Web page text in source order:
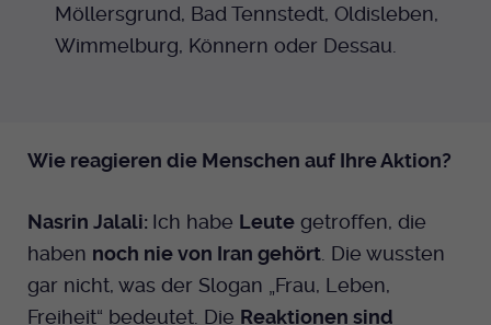
Möllersgrund, Bad Tennstedt, Oldisleben,
Wimmelburg, Könnern oder Dessau.
Wie reagieren die Menschen auf Ihre Aktion?
Nasrin Jalali: Ich habe Leute getroffen, die
haben noch nie von Iran gehört . Die wussten
gar nicht, was der Slogan „Frau, Leben,
Freiheit“ bedeutet. Die Reaktionen sind